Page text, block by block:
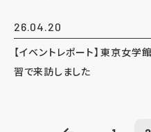
26.04.20
【イベントレポート】東京女
習で来訪しました